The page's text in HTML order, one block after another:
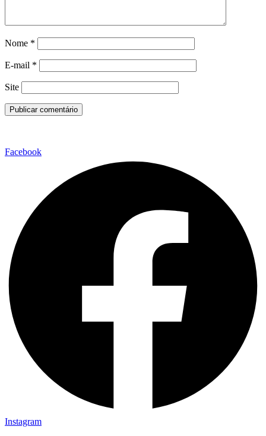
Nome *
E-mail *
Site
Facebook
Instagram